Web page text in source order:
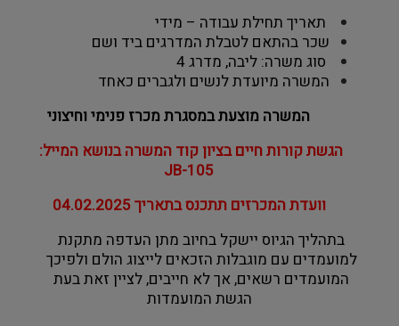
תאריך תחילת עבודה – מידי
שכר בהתאם לטבלת המדרגים ביד ושם
סוג משרה: ליבה, מדרג 4
המשרה מיועדת לנשים ולגברים כאחד
המשרה מוצעת במסגרת מכרז פנימי וחיצוני
הגשת קורות חיים בציון קוד המשרה בנושא המייל:
JB-105
וועדת המכרזים תתכנס בתאריך 04.02.2025
הגשת המועמדות